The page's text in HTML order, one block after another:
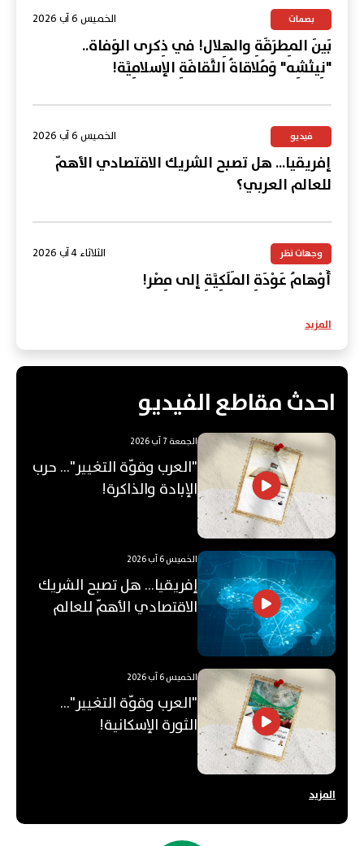
بصمات الخميس 6 آب 2026
بَينَ المِطرَقَةِ والهِلال! في ذِكرى الوَفاة..
"نِيتْشِه" وَمُلاقاةُ الثَّقافَةِ الإسلامِيَّة!
فيديو الخميس 6 آب 2026
إفريقيا... هل تصبح الشريك الاقتصادي الأهمّ
للعالم العربي؟
وجهات نظر الثلاثاء 4 آب 2026
أَوْهامُ عَوْدَةِ المَلَكِيَّةِ إلى مِصْر!
المزيد
احدث مقاطع الفيديو
الجمعة 7 آب 2026
"العرب وقوّة التغيير"... حرب
الإبادة والذاكرة!
الخميس 6 آب 2026
إفريقيا... هل تصبح الشريك
الاقتصادي الأهمّ للعالم
الخميس 6 آب 2026
"العرب وقوّة التغيير"...
الثورة الإسكانية!
المزيد